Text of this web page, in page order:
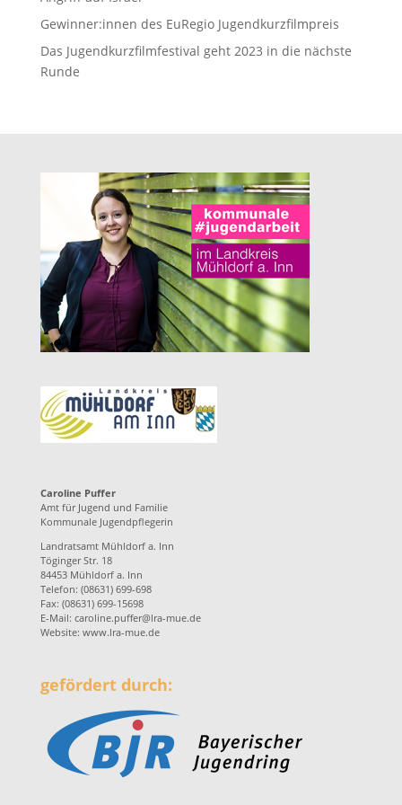
Gewinner:innen des EuRegio Jugendkurzfilmpreis
Das Jugendkurzfilmfestival geht 2023 in die nächste
Runde
Caroline Puffer
Amt für Jugend und Familie
Kommunale Jugendpflegerin
Landratsamt Mühldorf a. Inn
Töginger Str. 18
84453 Mühldorf a. Inn
Telefon: (08631) 699-698
Fax: (08631) 699-15698
E-Mail: caroline.puffer@lra-mue.de
Website: www.lra-mue.de
gefördert durch: